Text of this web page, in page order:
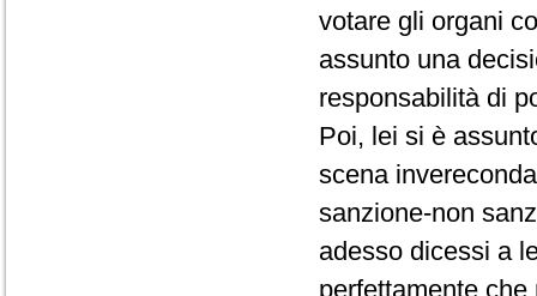
votare gli organi
assunto una
responsabilità di
Poi, lei si è
scena
sanzione-non
adesso dicessi a
perfettamente